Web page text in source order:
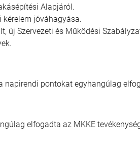
Alapjáról.
kérelem jóváhagyása.
új Szervezeti és Működési
napirendi pontokat egyhangúlag
elfogadta az MKKE